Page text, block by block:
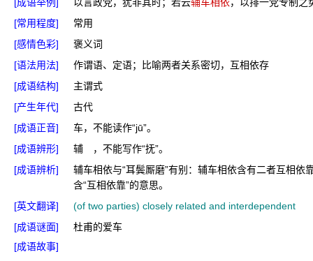
[常用程度]
常用
[感情色彩]
褒义词
[语法用法]
作谓语、定语；比喻两者关系密切，互相依存
[成语结构]
主谓式
[产生年代]
古代
[成语正音]
车，不能读作“jū”。
[成语辨形]
辅 ，不能写作“抚”。
[成语辨析]
辅车相依与“耳鬓厮磨”有别：辅车相依含有二者互相依
含“互相依靠”的意思。
[英文翻译]
(of two parties) closely related and interdependent
[成语谜面]
杜甫的爱车
[成语故事]